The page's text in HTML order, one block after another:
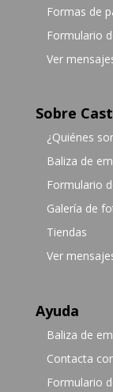
Formas de
Formulario
Ver
Sobre
¿Quiénes
Baliza de
Formulario
Galería de
Tiendas
Ver
Ayuda
Baliza de
Contacta
Formulario